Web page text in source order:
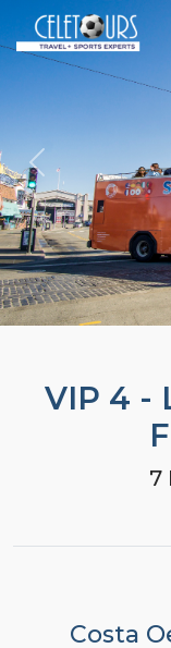
Previous
VIP 4 -
7
Costa